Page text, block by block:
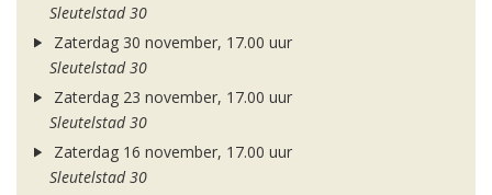
Sleutelstad 30
Zaterdag 30 november, 17.00 uur
Sleutelstad 30
Zaterdag 23 november, 17.00 uur
Sleutelstad 30
Zaterdag 16 november, 17.00 uur
Sleutelstad 30